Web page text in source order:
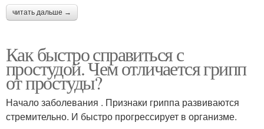
читать дальше →
Как быстро справиться с
простудой. Чем отличается грипп
от простуды?
Начало заболевания . Признаки гриппа развиваются
стремительно. И быстро прогрессирует в организме.